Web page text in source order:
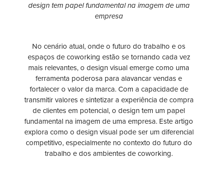
design tem papel fundamental na imagem de uma
empresa
No cenário atual, onde o futuro do trabalho e os
espaços de coworking estão se tornando cada vez
mais relevantes, o design visual emerge como uma
ferramenta poderosa para alavancar vendas e
fortalecer o valor da marca. Com a capacidade de
transmitir valores e sintetizar a experiência de compra
de clientes em potencial, o design tem um papel
fundamental na imagem de uma empresa. Este artigo
explora como o design visual pode ser um diferencial
competitivo, especialmente no contexto do futuro do
trabalho e dos ambientes de coworking.